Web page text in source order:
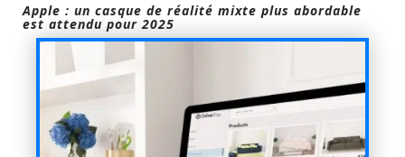
Apple : un casque de réalité mixte plus abordable
est attendu pour 2025